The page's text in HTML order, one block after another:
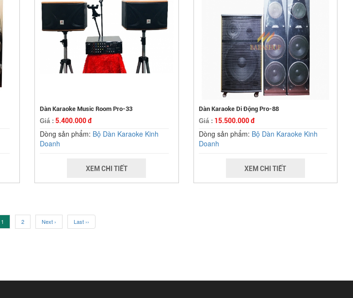
Dàn Karaoke Music Room Pro-33
Giá : 5.400.000 đ
Dòng sản phẩm: Bộ Dàn Karaoke Kinh
Doanh
XEM CHI TIẾT
Dàn Karaoke Di Động Pro-88
Giá : 15.500.000 đ
Dòng sản phẩm: Bộ Dàn Karaoke Kinh
Doanh
XEM CHI TIẾT
1 2 Next › Last ››